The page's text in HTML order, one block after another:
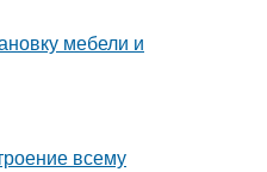
мебели и
всему